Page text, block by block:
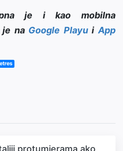
je i kao mobilna
je na Google PlayuiApp
protumjerama ako